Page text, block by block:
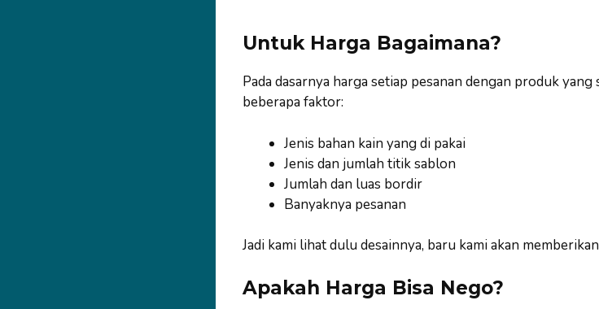
Untuk Harga Bagaimana?
Pada dasarnya harga setiap pesanan dengan produk yang
beberapa faktor:
Jenis bahan kain yang di pakai
Jenis dan jumlah titik sablon
Jumlah dan luas bordir
Banyaknya pesanan
Jadi kami lihat dulu desainnya, baru kami akan
Apakah Harga Bisa Nego?